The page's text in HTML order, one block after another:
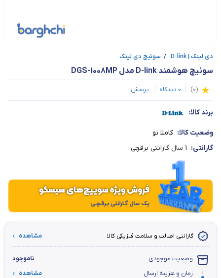
دی لینک | D-link / سوئیچ دی لینک
سوئیچ هوشمند D-link مدل DGS-1008MP
(
0
)
0 دیدگاه پرسش
برند کالا:
وضعیت کالا: کاملا نو
گارانتی: 1 سال گارانتی برقچی
گارانتی اصالت و سلامت فیزیکی کالا مشاهده
وضعیت موجودی
ناموجود
زمان و هزینه ارسال
مشاهده